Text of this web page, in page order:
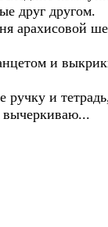
друг другом.
арахисовой
и
и